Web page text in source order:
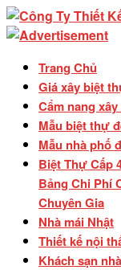
Trang Chủ
Giá xây biệt
Cẩm nang
Mẫu biệt thự
Mẫu nhà phố
Biệt Thự Cấp
Bảng Chi Phí
Chuyên Gia
Nhà mái Nhật
Thiết kế nội
Khách sạn